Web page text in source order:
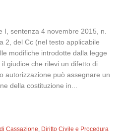
I, sentenza 4 novembre 2015, n.
2, del Cc (nel testo applicabile
modifiche introdotte dalla legge
giudice che rilevi un difetto di
autorizzazione può assegnare un
della costituzione in...
Cassazione, Diritto Civile e Procedura